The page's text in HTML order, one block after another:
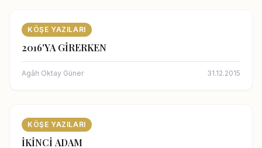
KÖŞE YAZILARI
2016'YA GİRERKEN
Agâh Oktay Güner 31.12.2015
KÖŞE YAZILARI
İKİNCİ ADAM